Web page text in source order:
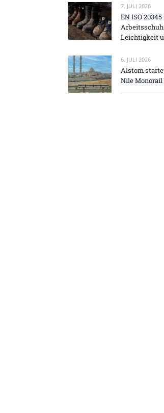
7. JULI 2026
EN ISO
Leichtigkeit
6. JULI 2026
Alstom
Nile